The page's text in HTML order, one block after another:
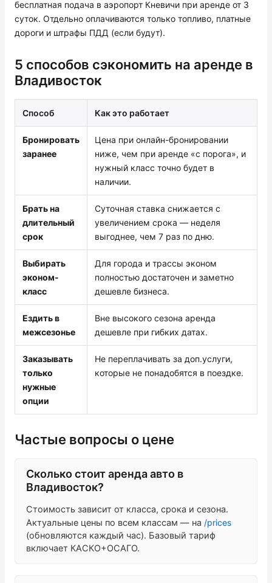
бесплатная подача в аэропорт Кневичи при аренде от 3
суток. Отдельно оплачиваются только топливо, платные
дороги и штрафы ПДД (если будут).
5 способов сэкономить на аренде в
Владивосток
Способ Как это работает
Бронировать
заранее
Цена при онлайн-бронировании
ниже, чем при аренде «с порога», и
нужный класс точно будет в
наличии.
Брать на
длительный
срок
Суточная ставка снижается с
увеличением срока — неделя
выгоднее, чем 7 раз по дню.
Выбирать
эконом-
класс
Для города и трассы эконом
полностью достаточен и заметно
дешевле бизнеса.
Ездить в
межсезонье
Вне высокого сезона аренда
дешевле при гибких датах.
Заказывать
только
нужные
опции
Не переплачивать за доп.услуги,
которые не понадобятся в поездке.
Частые вопросы о цене
Сколько стоит аренда авто в
Владивосток?
Стоимость зависит от класса, срока и сезона.
Актуальные цены по всем классам — на /prices
(обновляются каждый час). Базовый тариф
включает КАСКО+ОСАГО.